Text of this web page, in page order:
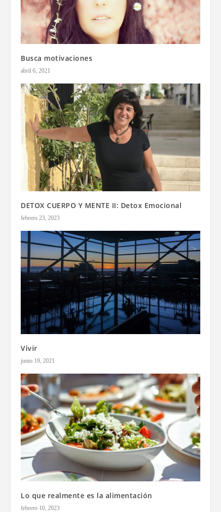
Busca motivaciones
abril 6, 2021
DETOX CUERPO Y MENTE II: Detox Emocional
febrero 23, 2023
Vivir
junio 19, 2021
Lo que realmente es la alimentación
febrero 10, 2023